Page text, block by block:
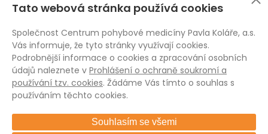
Tato webová stránka používá cookies
Společnost Centrum pohybové medicíny Pavla Koláře, a.s.
Vás informuje, že tyto stránky využívají cookies.
Podrobnější informace o cookies a zpracování osobních
údajů naleznete v Prohlášení o ochraně soukromí a
používání tzv. cookies. Žádáme Vás tímto o souhlas s
používáním těchto cookies.
Souhlasím se všemi
Ochrana osobních údajů (GDPR)
Whistleblowing
Pravidla pro soubory cookies
Všeobecné obchodní podmínky
Všeobecné obchodní podmínky E-shop
Vnitřní řád CPMPK